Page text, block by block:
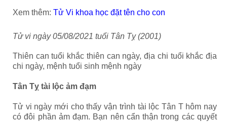
Xem thêm: Tử Vi khoa học đặt tên cho con
Tử vi ngày05/08/2021 tuổi Tân Tỵ (2001)
Thiên can tuổi khắc thiên can ngày, địa chi tuổi khắc địa
chi ngày, mệnh tuổi sinh mệnh ngày
Tân Tỵ tài lộc ảm đạm
Tử vi ngày mới cho thấy vận trình tài lộc Tân T hôm nay
có đôi phần ảm đạm. Bạn nên cẩn thận trong các quyết